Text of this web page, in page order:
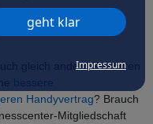
geht klar
Impressum
gleich andere Fixkosten
bessere
Handyvertrag? Brauch
Mitgliedschaft